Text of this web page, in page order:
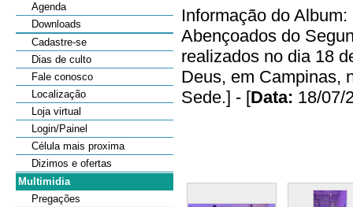
Agenda
Downloads
Cadastre-se
Dias de culto
Fale conosco
Localização
Loja virtual
Login/Painel
Célula mais proxima
Dizimos e ofertas
Multimidia
Pregações
Informação do Album:
Abençoados do
realizados no dia 18
Deus, em Campinas,
Sede.] - [Data: 18/07/